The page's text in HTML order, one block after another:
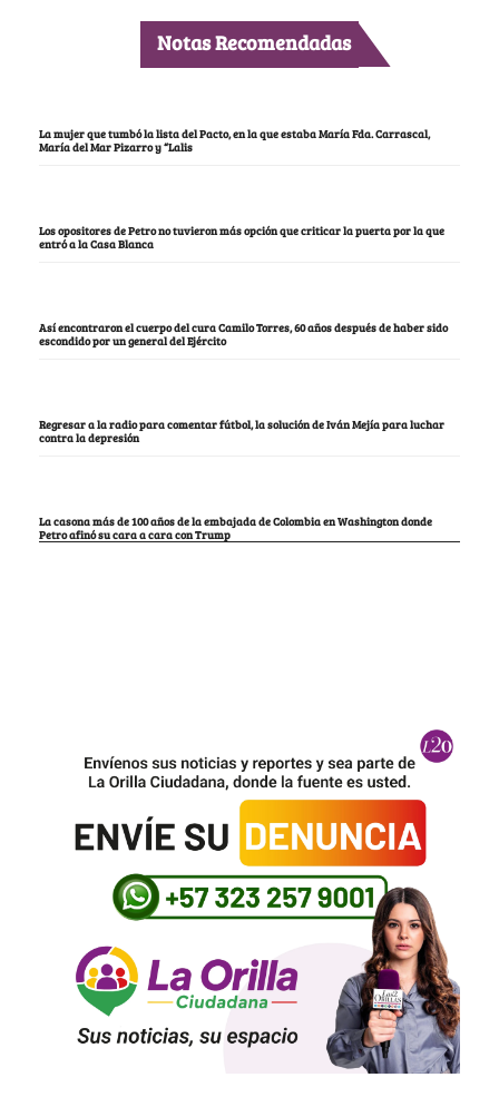
Notas Recomendadas
La mujer que tumbó la lista del Pacto, en la que estaba María Fda. Carrascal,
María del Mar Pizarro y “Lalis
Los opositores de Petro no tuvieron más opción que criticar la puerta por la que
entró a la Casa Blanca
Así encontraron el cuerpo del cura Camilo Torres, 60 años después de haber sido
escondido por un general del Ejército
Regresar a la radio para comentar fútbol, la solución de Iván Mejía para luchar
contra la depresión
La casona más de 100 años de la embajada de Colombia en Washington donde
Petro afinó su cara a cara con Trump